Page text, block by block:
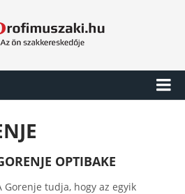
OPTIBAKE
Gorenje tudja, hogy az egyik